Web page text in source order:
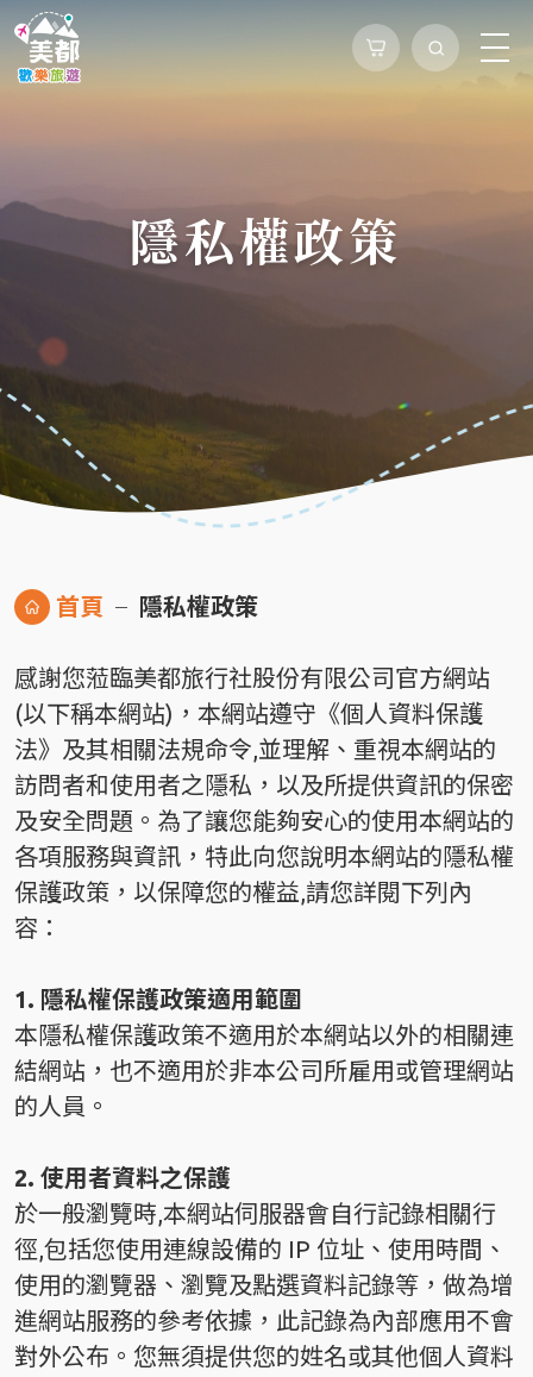
隱私權政策
首頁 隱私權政策
感謝您蒞臨美都旅行社股份有限公司官方網站
(以下稱本網站)，本網站遵守《個人資料保護
法》及其相關法規命令,並理解、重視本網站的
訪問者和使用者之隱私，以及所提供資訊的保密
及安全問題。為了讓您能夠安心的使用本網站的
各項服務與資訊，特此向您說明本網站的隱私權
保護政策，以保障您的權益,請您詳閱下列內
容：
1. 隱私權保護政策適用範圍
本隱私權保護政策不適用於本網站以外的相關連
結網站，也不適用於非本公司所雇用或管理網站
的人員。
2. 使用者資料之保護
於一般瀏覽時,本網站伺服器會自行記錄相關行
徑,包括您使用連線設備的 IP 位址、使用時間、
使用的瀏覽器、瀏覽及點選資料記錄等，做為增
進網站服務的參考依據，此記錄為內部應用不會
對外公布。您無須提供您的姓名或其他個人資料